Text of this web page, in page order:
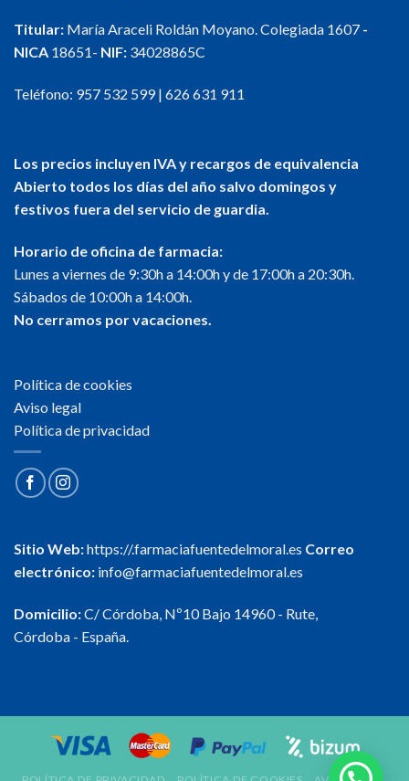
Titular: María Araceli Roldán Moyano. Colegiada 1607 -
NICA 18651- NIF: 34028865C
Teléfono: 957 532 599| 626 631 911
Los precios incluyen IVA y recargos de equivalencia
Abierto todos los días del año salvo domingos y
festivos fuera del servicio de guardia.
Horario de oficina de farmacia:
Lunes a viernes de 9:30h a 14:00h y de 17:00h a 20:30h.
Sábados de 10:00h a 14:00h.
No cerramos por vacaciones.
Política de cookies
Aviso legal
Política de privacidad
Sitio Web:https://.farmaciafuentedelmoral.es Correo
electrónico: info@farmaciafuentedelmoral.es
Domicilio:C/ Córdoba, Nº10 Bajo 14960 - Rute,
Córdoba - España.